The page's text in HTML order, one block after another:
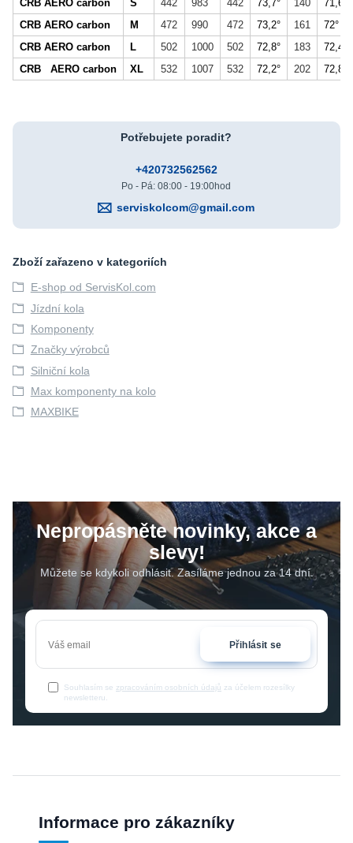
CRB AERO carbon S 442 983 442 73,7° 140
71,6°
CRB AERO carbon
M 472 990 472 73,2° 161
72°
CRB AERO carbon
L 502 1000 502 72,8° 183
72,4°
CRB AERO carbon
XL 532 1007 532 72,2° 202 72,8°
Potřebujete poradit?
+420732562562
Po - Pá: 08:00 - 19:00hod
serviskolcom@gmail.com
Zboží zařazeno v kategoriích
E-shop od ServisKol.com
Jízdní kola
Komponenty
Značky výrobců
Silniční kola
Max komponenty na kolo
MAXBIKE
Nepropásněte novinky, akce a
slevy!
Můžete se kdykoli odhlásit. Zasíláme jednou za 14 dní.
Přihlásit se
Souhlasím se zpracováním osobních údajů za účelem rozesílky
newsletteru.
Informace pro zákazníky